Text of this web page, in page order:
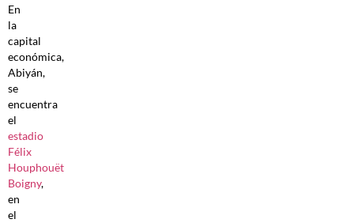
En
la
capital
económica,
Abiyán,
se
encuentra
el
estadio
Félix
Houphouët
Boigny,
en
el